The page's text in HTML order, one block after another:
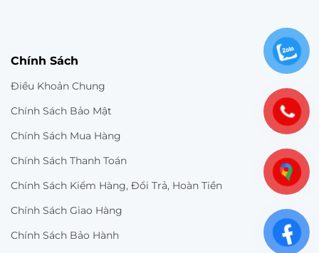
Chính Sách
Điều Khoản Chung
Chính Sách Bảo Mật
Chính Sách Mua Hàng
Chính Sách Thanh Toán
Chính Sách Kiểm Hàng, Đổi Trả, Hoàn Tiền
Chính Sách Giao Hàng
Chính Sách Bảo Hành